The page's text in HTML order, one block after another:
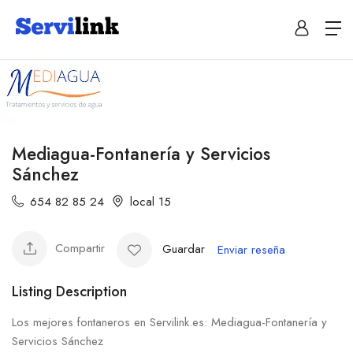
Mediagua-Fontanería y Servicios
Sánchez
654 82 85 24 local 15
Compartir Guardar Enviar reseña
Listing Description
Los mejores fontaneros en Servilink.es: Mediagua-Fontanería y
Servicios Sánchez